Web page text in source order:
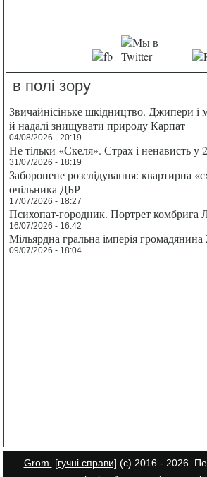
в полі зору
Звичайнісіньке шкідництво. Джипери і
й надалі знищувати природу Карпат
04/08/2026 - 20:19
Не тільки «Скеля». Страх і ненависть
31/07/2026 - 18:19
Заборонене розслідування: квартирна
очільника ДБР
17/07/2026 - 18:27
Психопат-городник. Портрет комбрига
16/07/2026 - 16:42
Мільярдна гральна імперія
09/07/2026 - 18:04
Grom. [гучні справи] (с) 2016 - 2026.